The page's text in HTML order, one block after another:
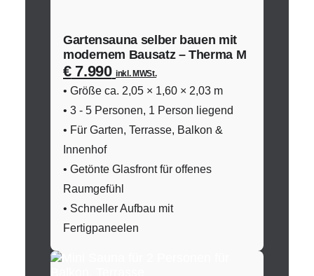
Gartensauna selber bauen mit
modernem Bausatz – Therma M
€7.990 inkl. MWSt.
• Größe ca. 2,05 × 1,60 × 2,03 m
• 3 - 5 Personen, 1 Person liegend
• Für Garten, Terrasse, Balkon &
Innenhof
• Getönte Glasfront für offenes
Raumgefühl
• Schneller Aufbau mit
Fertigpaneelen